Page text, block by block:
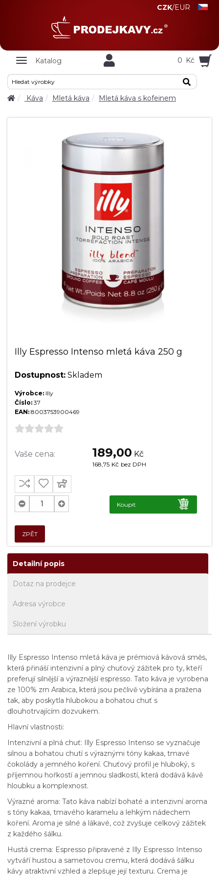
CZK/EUR
Zobrazit
Katalog 0 Kč
Káva Mletá káva Mletá káva s kofeinem
Illy Espresso Intenso mletá káva 250 g
Dostupnost: Skladem
Výrobce: Illy
Číslo: 37
EAN: 8003753900469
Vaše cena: 189,00 Kč
168,75 Kč bez DPH
Koupit
ZPĚT
Detailní popis
Dotaz na prodejce
Adresa výrobce
Složení výrobku
Illy Espresso Intenso mletá káva je prémiová kávová směs,
která přináší intenzivní a plný chuťový zážitek pro ty, kteří
preferují silnější a výraznější espresso. Tato káva je vyrobena
ze 100% zrn Arabica, která jsou pečlivě vybírána a pražena
tak, aby poskytla hlubokou a bohatou chuť s
dlouhotrvajícím dozvukem.
Hlavní vlastnosti:
Intenzivní a plná chuť: Illy Espresso Intenso se vyznačuje
silnou a bohatou chutí s výraznými tóny kakaa, tmavé
čokolády a jemného koření. Chuťový profil je hluboký, s
příjemnou hořkostí a jemnou sladkostí, která dodává kávě
hloubku a komplexnost.
Výrazné aroma: Tato káva nabízí bohaté a intenzivní aroma
s tóny kakaa, tmavého karamelu a lehkým nádechem
koření. Aroma je silné a lákavé, což zvyšuje celkový zážitek
z každého šálku.
Hustá crema: Espresso připravené z Illy Espresso Intenso
vytváří hustou a sametovou cremu, která dodává šálku
kávy atraktivní vzhled a zlepšuje její texturu. Crema je